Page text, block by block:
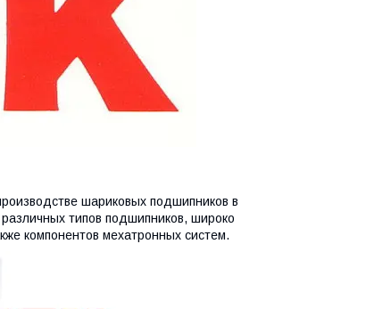
шариковых подшипников в
типов подшипников, широко
компонентов мехатронных систем.